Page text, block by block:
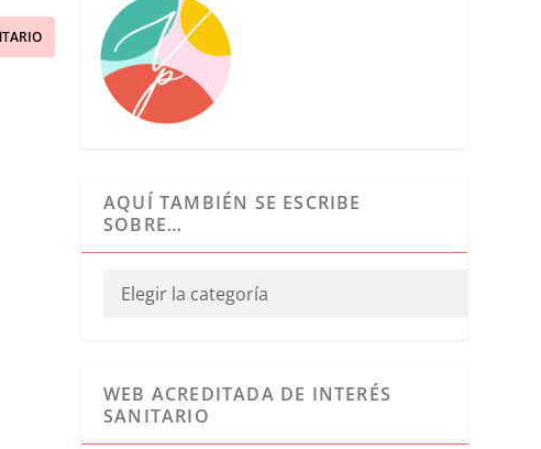
AQUÍ TAMBIÉN SE ESCRIBE
SOBRE…
WEB ACREDITADA DE INTERÉS
SANITARIO